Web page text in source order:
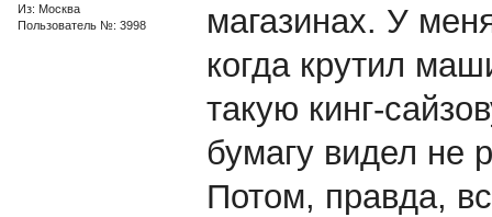
Из: Москва
Пользователь №: 3998
магазинах. У
когда крутил
такую кинг-
бумагу видел не
Потом, правда,